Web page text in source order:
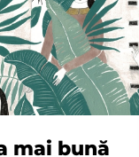
mai bună